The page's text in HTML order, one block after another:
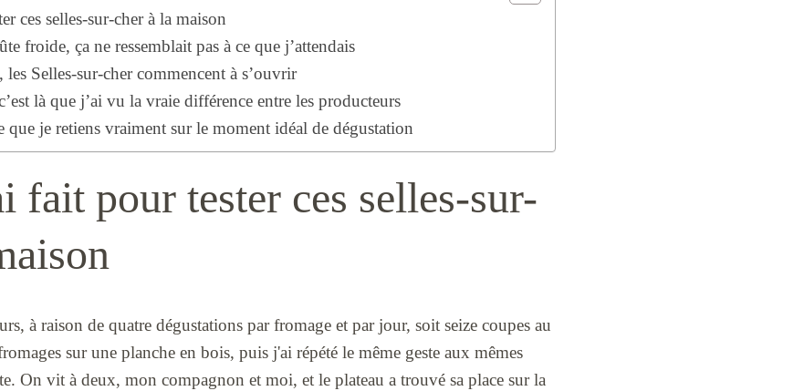
ces selles-sur-cher à la maison
froide, ça ne ressemblait pas à ce que j’attendais
Selles-sur-cher commencent à s’ouvrir
là que j’ai vu la vraie différence entre les producteurs
que je retiens vraiment sur le moment idéal de dégustation
fait pour tester ces selles-sur-
à raison de quatre dégustations par fromage et par jour, soit seize coupes au
sur une planche en bois, puis j'ai répété le même geste aux mêmes
On vit à deux, mon compagnon et moi, et le plateau a trouvé sa place sur la